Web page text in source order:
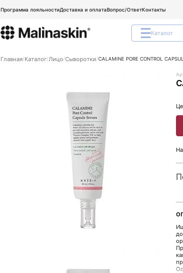
Программа лояльностиДоставка и оплатаВопрос/ОтветКонтакты
Каталог
Главная Каталог Лицо Сыворотки CALAMINE PORE CONTROL